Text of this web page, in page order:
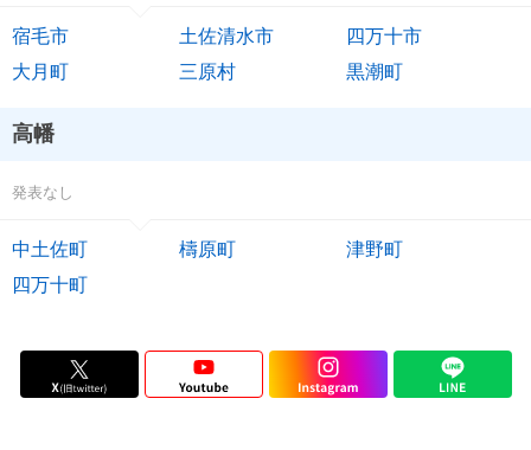
宿毛市 土佐清水市
四万十市
大月町
三原村 黒潮町
高幡
発表なし
中土佐町 檮原町
津野町
四万十町